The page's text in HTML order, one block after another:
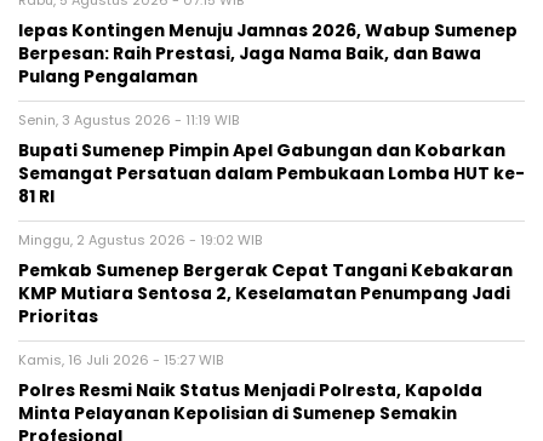
lepas Kontingen Menuju Jamnas 2026, Wabup Sumenep
Berpesan: Raih Prestasi, Jaga Nama Baik, dan Bawa
Pulang Pengalaman
Senin, 3 Agustus 2026 - 11:19 WIB
Bupati Sumenep Pimpin Apel Gabungan dan Kobarkan
Semangat Persatuan dalam Pembukaan Lomba HUT ke-
81 RI
Minggu, 2 Agustus 2026 - 19:02 WIB
Pemkab Sumenep Bergerak Cepat Tangani Kebakaran
KMP Mutiara Sentosa 2, Keselamatan Penumpang Jadi
Prioritas
Kamis, 16 Juli 2026 - 15:27 WIB
Polres Resmi Naik Status Menjadi Polresta, Kapolda
Minta Pelayanan Kepolisian di Sumenep Semakin